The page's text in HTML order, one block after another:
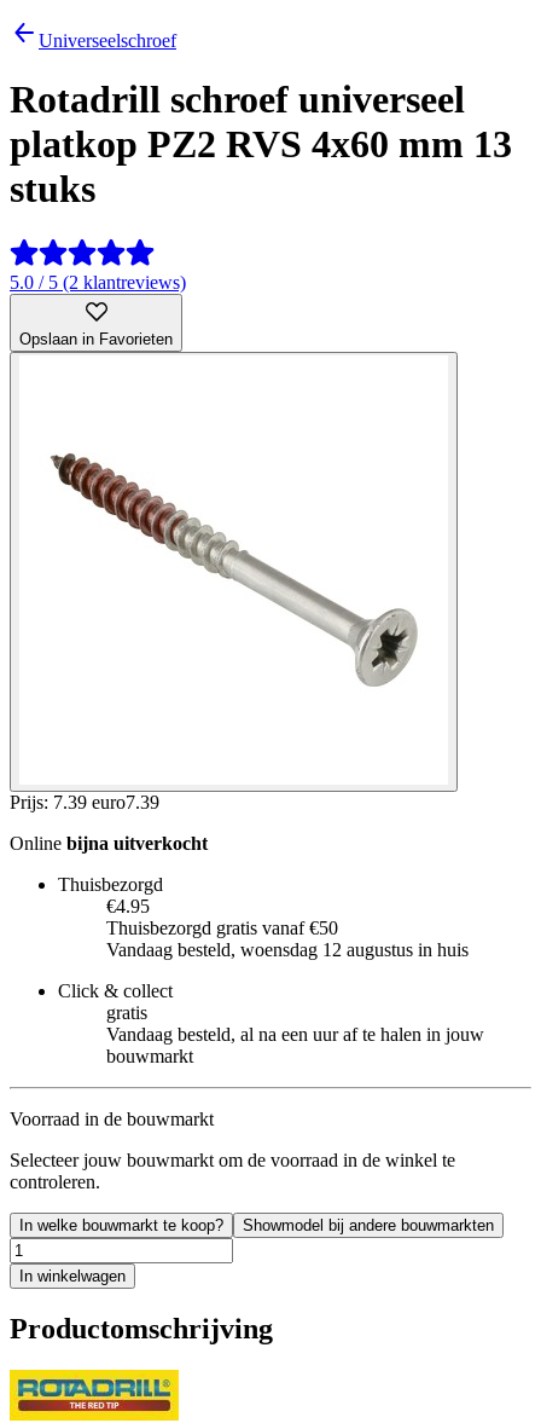
Universeelschroef
Rotadrill schroef universeel
platkop PZ2 RVS 4x60 mm 13
stuks
5.0 / 5 (2 klantreviews)
Opslaan in Favorieten
Prijs: 7.39 euro7.39
Online bijna uitverkocht
Thuisbezorgd
€4.95
Thuisbezorgd gratis vanaf €50
Vandaag besteld, woensdag 12 augustus in huis
Click & collect
gratis
Vandaag besteld, al na een uur af te halen in jouw
bouwmarkt
Voorraad in de bouwmarkt
Selecteer jouw bouwmarkt om de voorraad in de winkel te
controleren.
In welke bouwmarkt te koop? Showmodel bij andere bouwmarkten
In winkelwagen
Productomschrijving